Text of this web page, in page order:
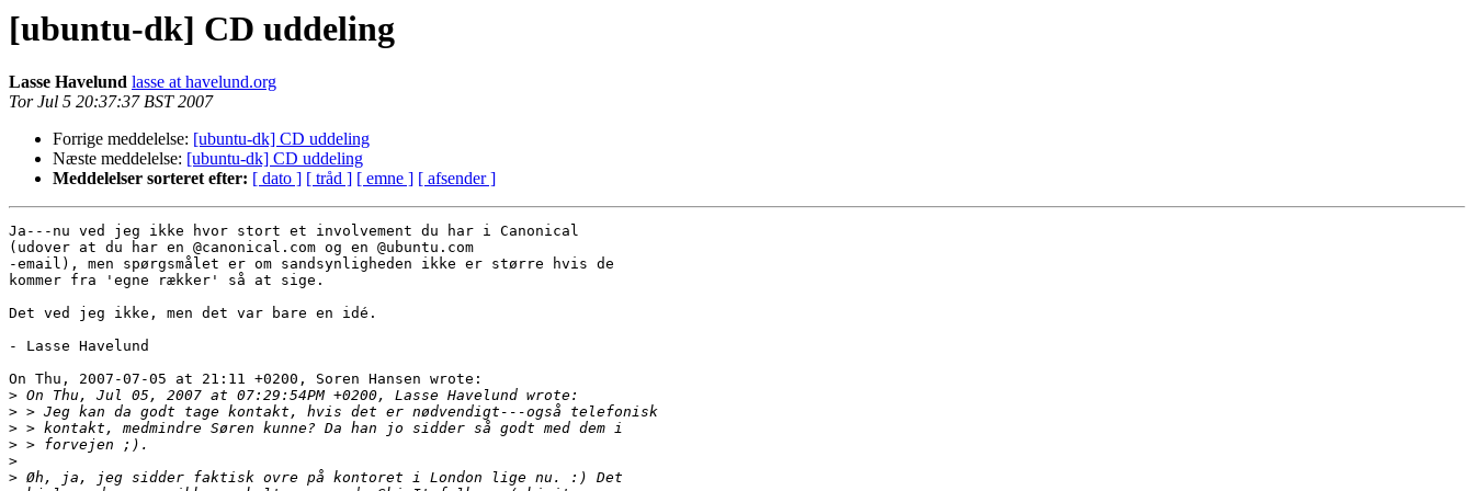
[ubuntu-dk] CD uddeling
Lasse Havelund lasse at havelund.org
Tor Jul 5 20:37:37 BST 2007
Forrige meddelelse: [ubuntu-dk] CD uddeling
Næste meddelelse: [ubuntu-dk] CD uddeling
Meddelelser sorteret efter: [ dato ] [ tråd ] [ emne ] [ afsender ]
Ja---nu ved jeg ikke hvor stort et involvement du har i Canonical
(udover at du har en @canonical.com og en @ubuntu.com
-email), men spørgsmålet er om sandsynligheden ikke er større hvis de
kommer fra 'egne rækker' så at sige.
Det ved jeg ikke, men det var bare en idé.
- Lasse Havelund
On Thu, 2007-07-05 at 21:11 +0200, Soren Hansen wrote:
>
>
>
>
>
>